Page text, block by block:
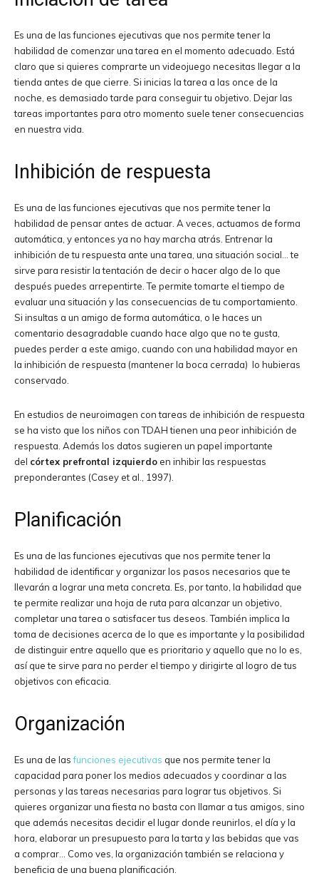
Es una de las funciones ejecutivas que nos permite tener la
habilidad de comenzar una tarea en el momento adecuado. Está
claro que si quieres comprarte un videojuego necesitas llegar a la
tienda antes de que cierre. Si inicias la tarea a las once de la
noche, es demasiado tarde para conseguir tu objetivo. Dejar las
tareas importantes para otro momento suele tener consecuencias
en nuestra vida.
Inhibición de respuesta
Es una de las funciones ejecutivas que nos permite tener la
habilidad de pensar antes de actuar. A veces, actuamos de forma
automática, y entonces ya no hay marcha atrás. Entrenar la
inhibición de tu respuesta ante una tarea, una situación social… te
sirve para resistir la tentación de decir o hacer algo de lo que
después puedes arrepentirte. Te permite tomarte el tiempo de
evaluar una situación y las consecuencias de tu comportamiento.
Si insultas a un amigo de forma automática, o le haces un
comentario desagradable cuando hace algo que no te gusta,
puedes perder a este amigo, cuando con una habilidad mayor en
la inhibición de respuesta (mantener la boca cerrada) lo hubieras
conservado.
En estudios de neuroimagen con tareas de inhibición de respuesta
se ha visto que los niños con TDAH tienen una peor inhibición de
respuesta. Además los datos sugieren un papel importante
del córtex prefrontal izquierdo en inhibir las respuestas
preponderantes (Casey et al., 1997).
Planificación
Es una de las funciones ejecutivas que nos permite tener la
habilidad de identificar y organizar los pasos necesarios que te
llevarán a lograr una meta concreta. Es, por tanto, la habilidad que
te permite realizar una hoja de ruta para alcanzar un objetivo,
completar una tarea o satisfacer tus deseos. También implica la
toma de decisiones acerca de lo que es importante y la posibilidad
de distinguir entre aquello que es prioritario y aquello que no lo es,
así que te sirve para no perder el tiempo y dirigirte al logro de tus
objetivos con eficacia.
Organización
Es una de lasfunciones ejecutivas que nos permite tener la
capacidad para poner los medios adecuados y coordinar a las
personas y las tareas necesarias para lograr tus objetivos. Si
quieres organizar una fiesta no basta con llamar a tus amigos, sino
que además necesitas decidir el lugar donde reunirlos, el día y la
hora, elaborar un presupuesto para la tarta y las bebidas que vas
a comprar… Como ves, la organización también se relaciona y
beneficia de una buena planificación.